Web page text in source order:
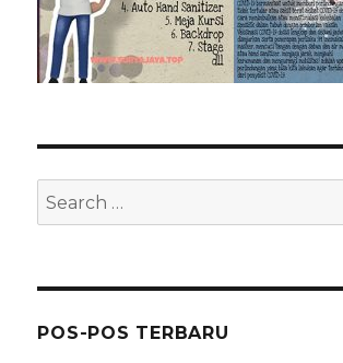
Search
for:
POS-POS TERBARU